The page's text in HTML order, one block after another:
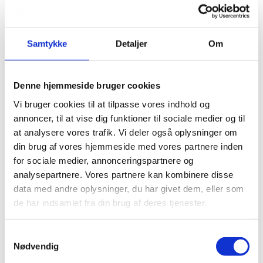
Samtykke Detaljer Om
Denne hjemmeside bruger cookies
Vi bruger cookies til at tilpasse vores indhold og
annoncer, til at vise dig funktioner til sociale medier og til
at analysere vores trafik. Vi deler også oplysninger om
din brug af vores hjemmeside med vores partnere inden
for sociale medier, annonceringspartnere og
analysepartnere. Vores partnere kan kombinere disse
data med andre oplysninger, du har givet dem, eller som
de har indsamlet fra din brug af deres tjenester.
Nødvendig
handling
højtideligheden, som præsten ved en
kirkelig handling varetager. Men vi
at låne og kigge i mht. ideer og
Hvis bedemanden skal varetage dette
konkret situation/ønsker.
Duet kiste i hvid silke-maling med faste greb. Hel polstring i
råhvid hør.
Fibertræ kiste. Kors på låg kan fravælges. Ønsker man ikke at
anvende eget sengesæt, tilbyder vi dette fra 495 kr. Det samme er
gældende for skjorte - pris fra 140 kr.
Fra DKK. inkl. moms: 6890,-
Nedbrydes inden for 10 år.